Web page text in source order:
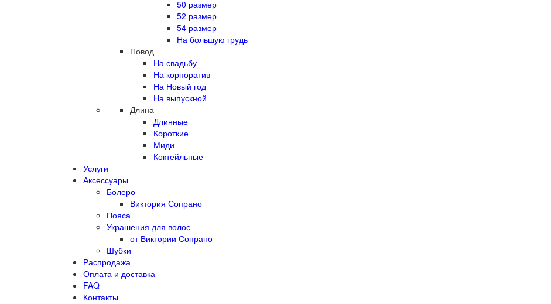
50 размер
52 размер
54 размер
На большую грудь
Повод
На свадьбу
На корпоратив
На Новый год
На выпускной
Длина
Длинные
Короткие
Миди
Коктейльные
Услуги
Аксессуары
Болеро
Виктория Сопрано
Пояса
Украшения для волос
от Виктории Сопрано
Шубки
Распродажа
Оплата и доставка
FAQ
Контакты